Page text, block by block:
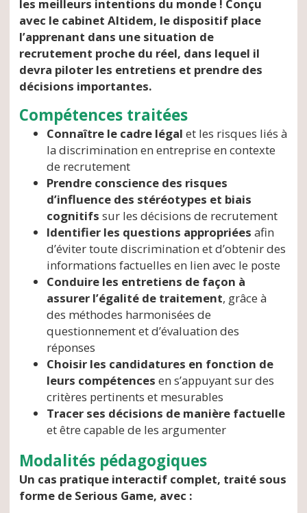
les meilleurs intentions du monde ! Conçu
avec le cabinet Altidem, le dispositif place
l’apprenant dans une situation de
recrutement proche du réel, dans lequel il
devra piloter les entretiens et prendre des
décisions importantes.
Compétences traitées
Connaître le cadre légal et les risques liés à
la discrimination en entreprise en contexte
de recrutement
Prendre conscience des risques
d’influence des stéréotypes et biais
cognitifs sur les décisions de recrutement
Identifier les questions appropriées afin
d’éviter toute discrimination et d’obtenir des
informations factuelles en lien avec le poste
Conduire les entretiens de façon à
assurer l’égalité de traitement, grâce à
des méthodes harmonisées de
questionnement et d’évaluation des
réponses
Choisir les candidatures en fonction de
leurs compétences en s’appuyant sur des
critères pertinents et mesurables
Tracer ses décisions de manière factuelle
et être capable de les argumenter
Modalités pédagogiques
Un cas pratique interactif complet, traité sous
forme de Serious Game, avec :